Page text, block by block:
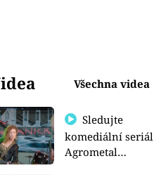
Všechna videa
Sledujte
komediální seriál
Agrometal